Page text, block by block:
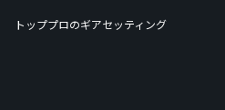
トッププロのギアセッティング